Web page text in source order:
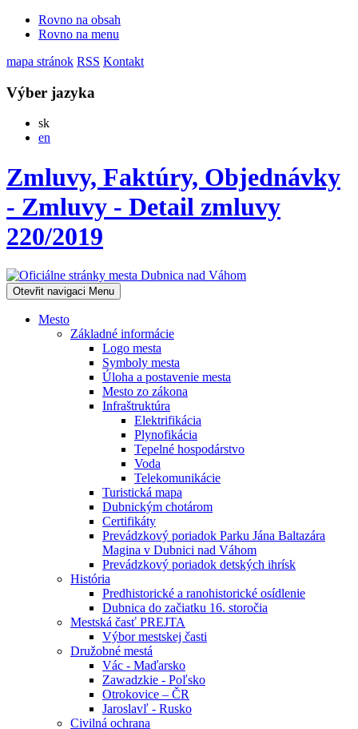
Rovno na obsah
Rovno na menu
mapa stránok RSS Kontakt
Výber jazyka
skSlovensky
en
Zmluvy, Faktúry, Objednávky
- Zmluvy - Detail zmluvy
220/2019
Otevřit navigaci Menu
Mesto
Základné informácie
Logo mesta
Symboly mesta
Úloha a postavenie mesta
Mesto zo zákona
Infraštruktúra
Elektrifikácia
Plynofikácia
Tepelné hospodárstvo
Voda
Telekomunikácie
Turistická mapa
Dubnickým chotárom
Certifikáty
Prevádzkový poriadok Parku Jána Baltazára
Magina v Dubnici nad Váhom
Prevádzkový poriadok detských ihrísk
História
Predhistorické a ranohistorické osídlenie
Dubnica do začiatku 16. storočia
Mestská časť PREJTA
Výbor mestskej časti
Družobné mestá
Vác - Maďarsko
Zawadzkie - Poľsko
Otrokovice – ČR
Jaroslavľ - Rusko
Civilná ochrana